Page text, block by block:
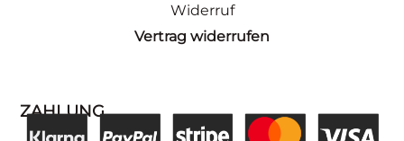
Widerruf
Vertrag widerrufen
ZAHLUNG